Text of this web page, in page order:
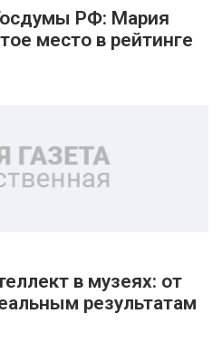
РФ: Мария
место в рейтинге
в музеях: от
результатам